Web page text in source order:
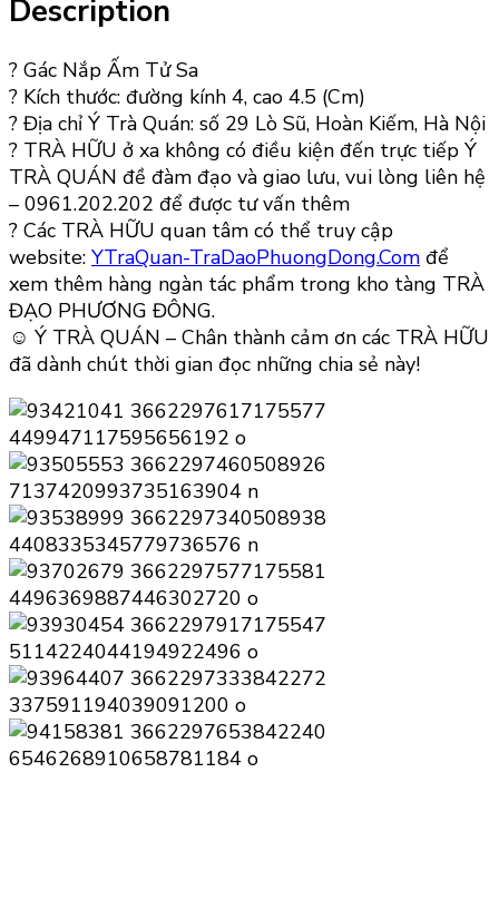
Description
? Gác Nắp Ấm Tử Sa
? Kích thước: đường kính 4, cao 4.5 (Cm)
? Địa chỉ Ý Trà Quán: số 29 Lò Sũ, Hoàn Kiếm, Hà Nội
? TRÀ HỮU ở xa không có điều kiện đến trực tiếp Ý
TRÀ QUÁN đề đàm đạo và giao lưu, vui lòng liên hệ
– 0961.202.202 để được tư vấn thêm
? Các TRÀ HỮU quan tâm có thể truy cập
website: YTraQuan-TraDaoPhuongDong.Com để
xem thêm hàng ngàn tác phẩm trong kho tàng TRÀ
ĐẠO PHƯƠNG ĐÔNG.
☺ Ý TRÀ QUÁN – Chân thành cảm ơn các TRÀ HỮU
đã dành chút thời gian đọc những chia sẻ này!